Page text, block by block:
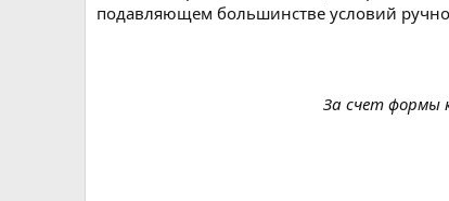
подавляющем большинстве условий
За счет формы